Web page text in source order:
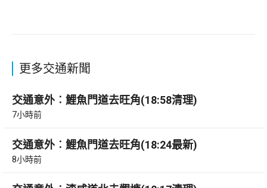
更多交通新聞
交通意外︰鯉魚門道去旺角(18:58清理)
7小時前
交通意外︰鯉魚門道去旺角(18:24最新)
8小時前